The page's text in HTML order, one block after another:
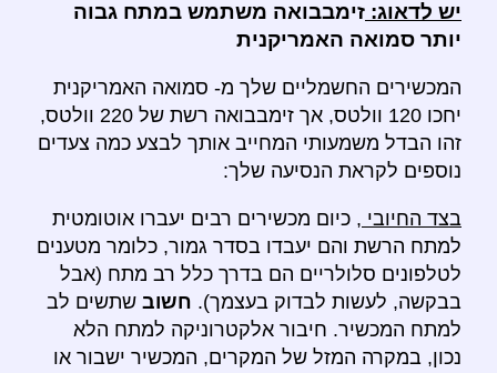
יש לדאוג: זימבבואה משתמש במתח גבוה
יותר סמואה האמריקנית
המכשירים החשמליים שלך מ- סמואה האמריקנית
יחכו 120 וולטס, אך זימבבואה רשת של 220 וולטס,
זהו הבדל משמעותי המחייב אותך לבצע כמה צעדים
נוספים לקראת הנסיעה שלך:
בצד החיובי , כיום מכשירים רבים יעברו אוטומטית
למתח הרשת והם יעבדו בסדר גמור, כלומר מטענים
לטלפונים סלולריים הם בדרך כלל רב מתח (אבל
בבקשה, לעשות לבדוק בעצמך). חשוב שתשים לב
למתח המכשיר. חיבור אלקטרוניקה למתח הלא
נכון, במקרה המזל של המקרים, המכשיר ישבור או